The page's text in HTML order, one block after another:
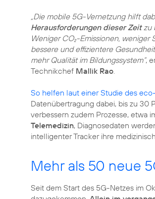
„Die mobile 5G-Vernetzung hilft
Herausforderungen dieser Zeitzu
Weniger CO₂-Emissionen, weniger
bessere und effizientere
mehr Qualität im Bildungssystem“,
Technikchef Mallik Rao
So helfen laut einer Studie des
Datenübertragung dabei, bis zu 30
verbessern zudem Prozesse, etwa
Telemedizin, Diagnosedaten
intelligenter Tracker ihre
Mehr als 50 neue
Seit dem Start des 5G-Netzes im